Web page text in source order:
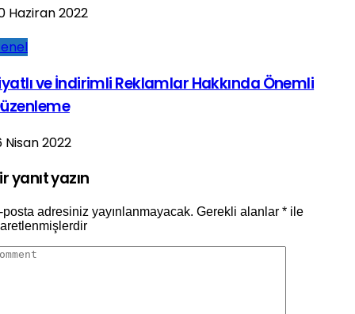
Haziran 2022
ve İndirimli Reklamlar Hakkında Önemli
Nisan 2022
yanıt yazın
posta adresiniz yayınlanmayacak. Gerekli alanlar * ile